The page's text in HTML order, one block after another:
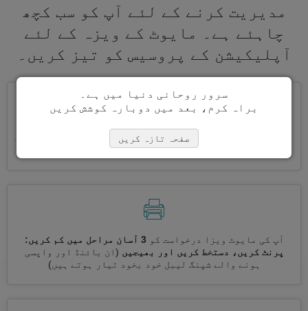
مدیریت کرنے کے لئے آپ کو سب کچھ
چاہئے ہے۔ مایوٹ کے ویزہ کے لئے
آپلیکیشن کے پروسیس کو تیز کریں۔
ایک ساتھ کئی ویزے درخواست کریں
خود بخود، تکراری معلومات
درج کرنے کی ضرورت نہیں ہے
آپ کی مایوٹ ویزا درخواست کو
3 آسان مراحل میں کم کریں:
پرنٹ کریں، دستخط کریں اور بھیجیں (ان بائنڈ اور واپسی
ہونے والے شپنگ لیبل خود بخود تیار ہوتے ہیں)
سرور روحانی دنیا میں ہے۔
براہ کرم، بعد میں دوبارہ کوشش کریں
صفحہ تازہ کریں